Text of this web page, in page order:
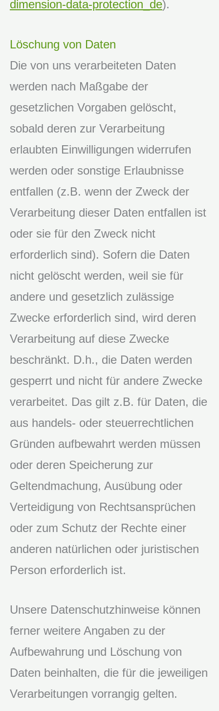
dimension-data-protection_de).
Löschung von Daten
Die von uns verarbeiteten Daten
werden nach Maßgabe der
gesetzlichen Vorgaben gelöscht,
sobald deren zur Verarbeitung
erlaubten Einwilligungen widerrufen
werden oder sonstige Erlaubnisse
entfallen (z.B. wenn der Zweck der
Verarbeitung dieser Daten entfallen ist
oder sie für den Zweck nicht
erforderlich sind). Sofern die Daten
nicht gelöscht werden, weil sie für
andere und gesetzlich zulässige
Zwecke erforderlich sind, wird deren
Verarbeitung auf diese Zwecke
beschränkt. D.h., die Daten werden
gesperrt und nicht für andere Zwecke
verarbeitet. Das gilt z.B. für Daten, die
aus handels- oder steuerrechtlichen
Gründen aufbewahrt werden müssen
oder deren Speicherung zur
Geltendmachung, Ausübung oder
Verteidigung von Rechtsansprüchen
oder zum Schutz der Rechte einer
anderen natürlichen oder juristischen
Person erforderlich ist.
Unsere Datenschutzhinweise können
ferner weitere Angaben zu der
Aufbewahrung und Löschung von
Daten beinhalten, die für die jeweiligen
Verarbeitungen vorrangig gelten.